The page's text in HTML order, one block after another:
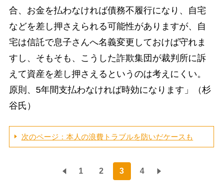
合、お金を払わなければ債務不履行になり、自宅
などを差し押さえられる可能性がありますが、自
宅は信託で息子さんへ名義変更しておけば守れま
すし、そもそも、こうした詐欺集団が裁判所に訴
えて資産を差し押さえるというのは考えにくい。
原則、5年間支払わなければ時効になります」（杉
谷氏）
次のページ：本人の浪費トラブルを防いだケースも
1 2 3 4